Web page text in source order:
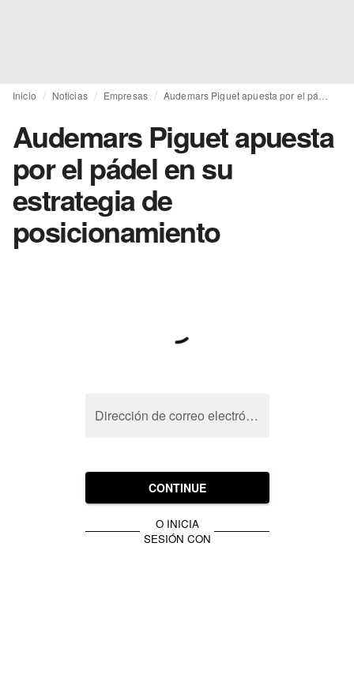
Inicio Noticias Empresas
Audemars Piguet apuesta
por el pádel en su
estrategia de
posicionamiento
Dirección de correo electrónico
CONTINUE
O INICIA
SESIÓN CON